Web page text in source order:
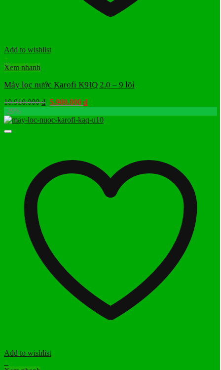
Add to wishlist
+
Xem nhanh
Máy lọc nước Karofi K9IQ 2.0 – 9 lõi
10.910.000₫ Giá
là:
5.900.000 ₫Giá
tại
-29%
Add to wishlist
+